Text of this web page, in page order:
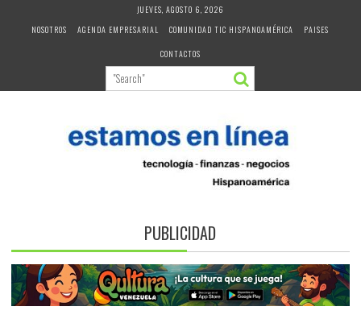
JUEVES, AGOSTO 6, 2026
NOSOTROS
AGENDA EMPRESARIAL COMUNIDAD TIC HISPANOAMÉRICA
PAISES
CONTACTOS
PUBLICIDAD